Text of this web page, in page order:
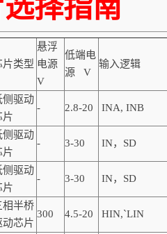
片选
片类型
悬浮
电源
V
低端电
源 V
输入逻辑
侧驱动
片
- 2.8-20 INA, INB
侧驱动
片
- 3-30 IN，SD
侧驱动
片
- 3-30 IN，SD
相半桥
动芯片
300 4.5-20 HIN,`LIN